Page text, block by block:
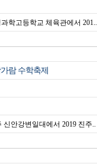
학고등학교 체육관에서 201..
람 수학축제
신안강변일대에서 2019 진주..